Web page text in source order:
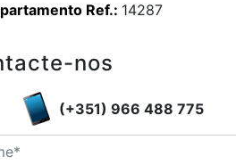
Ref.: 14287
nos
(+351) 966 488 775